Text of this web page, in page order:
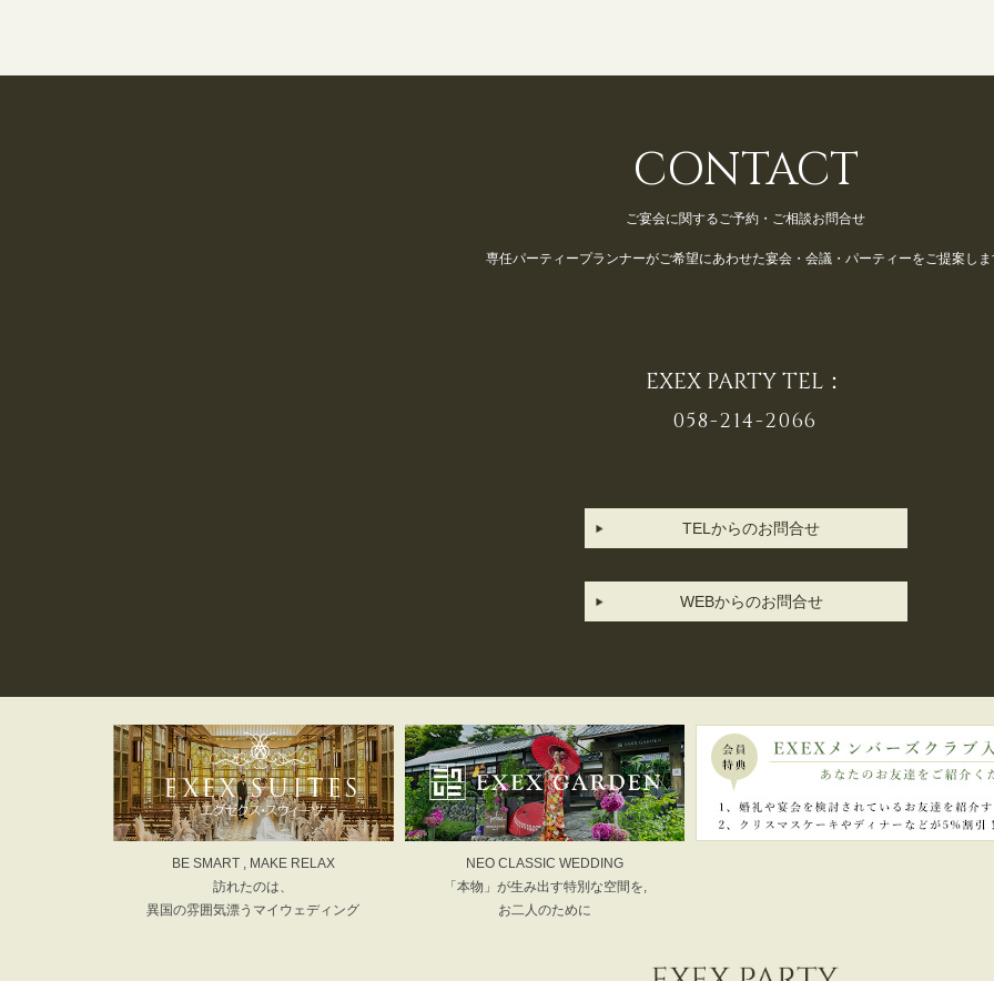
CONTACT
ご宴会に関するご予約・ご相談お問合せ
専任パーティープランナーがご希望にあわせた宴会・会議・パーティーをご提案し
EXEX PARTY TEL：
058-214-2066
TELからのお問合せ
WEBからのお問合せ
BE SMART , MAKE RELAX
訪れたのは、
異国の雰囲気漂うマイウェディング
NEO CLASSIC WEDDING
「本物」が生み出す特別な空間を,
お二人のために